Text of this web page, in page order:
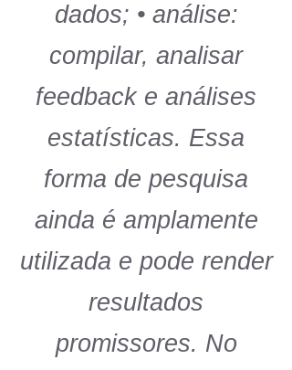
dados; • análise:
compilar, analisar
feedback e análises
estatísticas. Essa
forma de pesquisa
ainda é amplamente
utilizada e pode render
resultados
promissores. No